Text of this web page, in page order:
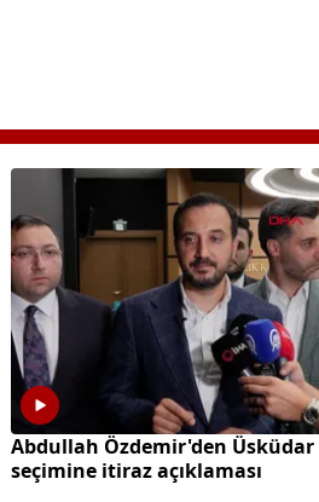
Abdullah Özdemir'den Üsküdar
seçimine itiraz açıklaması